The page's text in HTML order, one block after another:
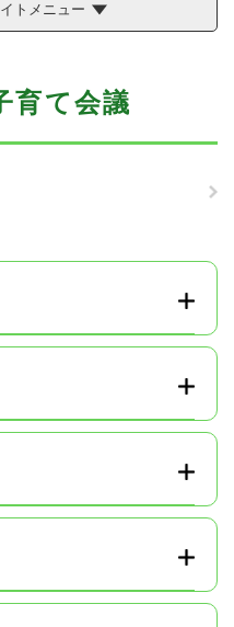
トメニュー
育て会議